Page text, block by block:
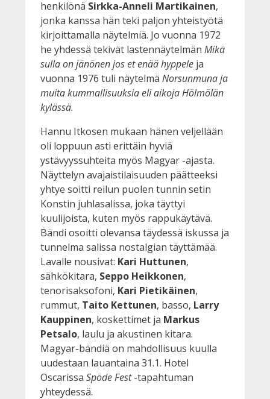
henkilönä Sirkka-Anneli Martikainen,
jonka kanssa hän teki paljon yhteistyötä
kirjoittamalla näytelmiä. Jo vuonna 1972
he yhdessä tekivät lastennäytelmän Mikä
sulla on jänönen jos et enää hyppele ja
vuonna 1976 tuli näytelmä Norsunmuna ja
muita kummallisuuksia eli aikoja Hölmölän
kylässä.
Hannu Itkosen mukaan hänen veljellään
oli loppuun asti erittäin hyviä
ystävyyssuhteita myös Magyar -ajasta.
Näyttelyn avajaistilaisuuden päätteeksi
yhtye soitti reilun puolen tunnin setin
Konstin juhlasalissa, joka täyttyi
kuulijoista, kuten myös rappukäytävä.
Bändi osoitti olevansa täydessä iskussa ja
tunnelma salissa nostalgian täyttämää.
Lavalle nousivat: Kari Huttunen,
sähkökitara, Seppo Heikkonen,
tenorisaksofoni, Kari Pietikäinen,
rummut, Taito Kettunen, basso, Larry
Kauppinen, koskettimet ja Markus
Petsalo, laulu ja akustinen kitara.
Magyar-bändiä on mahdollisuus kuulla
uudestaan lauantaina 31.1. Hotel
Oscarissa Spöde Fest-tapahtuman
yhteydessä.